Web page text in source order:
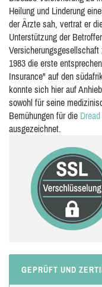
Heilung und Linderung
der Ärzte sah, vertrat er
Unterstützung der
1983 die erste
Insurance" auf den
konnte sich hier auf
sowohl für seine
Bemühungen für die
ausgezeichnet.
GEPRÜFT UND